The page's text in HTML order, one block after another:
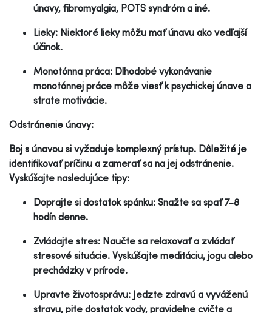
únavy, fibromyalgia, POTS syndróm a iné.
Lieky: Niektoré lieky môžu mať únavu ako vedľajší
účinok.
Monotónna práca: Dlhodobé vykonávanie
monotónnej práce môže viesť k psychickej únave a
strate motivácie.
Odstránenie únavy:
Boj s únavou si vyžaduje komplexný prístup. Dôležité je
identifikovať príčinu a zamerať sa na jej odstránenie.
Vyskúšajte nasledujúce tipy:
Doprajte si dostatok spánku: Snažte sa spať 7-8
hodín denne.
Zvládajte stres: Naučte sa relaxovať a zvládať
stresové situácie. Vyskúšajte meditáciu, jogu alebo
prechádzky v prírode.
Upravte životosprávu: Jedzte zdravú a vyváženú
stravu, pite dostatok vody, pravidelne cvičte a